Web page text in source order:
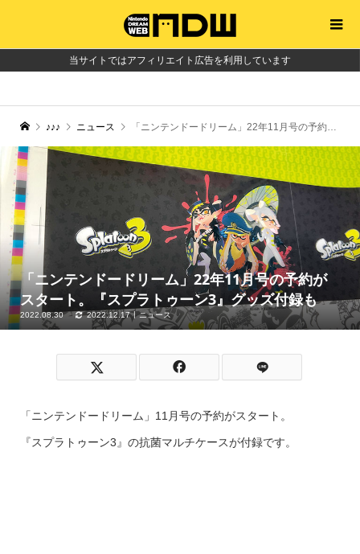
当サイトではアフィリエイト広告を利用しています
♪♪♪ ニュース 「ニンテンドードリーム」22年11月号の予約がスタート。『スプラトゥーン3』グッズ付録も
「ニンテンドードリーム」22年11月号の予約が
スタート。『スプラトゥーン3』グッズ付録も
2022.08.30 2022.12.17 ニュース
「ニンテンドードリーム」11月号の予約がスタート。
『スプラトゥーン3』の抗菌マルチケースが付録です。